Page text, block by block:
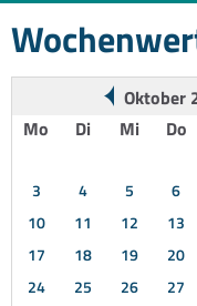
Oktober
Mo
Di Mi Do
3
4 5 6
10
11 12 13
17
18 19 20
24
25 26 27